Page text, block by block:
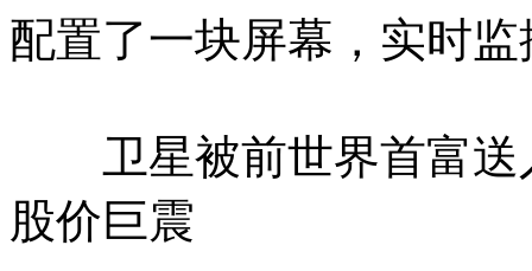
配置了一块屏幕，实时
卫星被前世界首富送
股价巨震